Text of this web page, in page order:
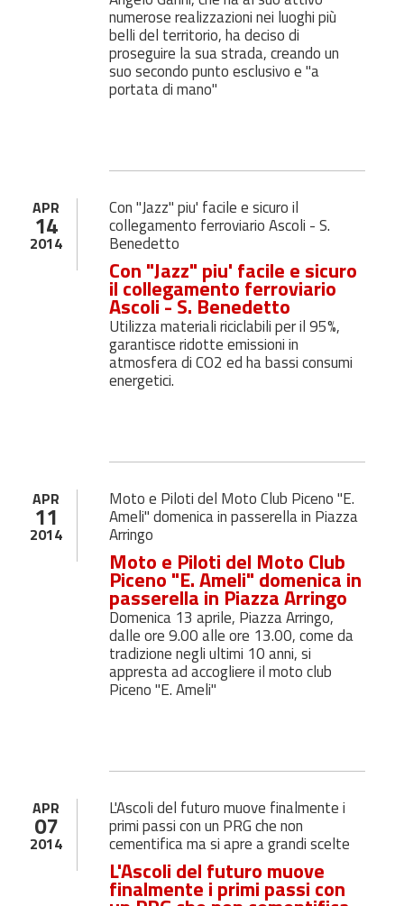
numerose realizzazioni nei luoghi più
belli del territorio, ha deciso di
proseguire la sua strada, creando un
suo secondo punto esclusivo e "a
portata di mano"
APR
14
2014
Con "Jazz" piu' facile e sicuro il
collegamento ferroviario Ascoli - S.
Benedetto
Con "Jazz" piu' facile e sicuro
il collegamento ferroviario
Ascoli - S. Benedetto
Utilizza materiali riciclabili per il 95%,
garantisce ridotte emissioni in
atmosfera di CO2 ed ha bassi consumi
energetici.
APR
11
2014
Moto e Piloti del Moto Club Piceno "E.
Ameli" domenica in passerella in Piazza
Arringo
Moto e Piloti del Moto Club
Piceno "E. Ameli" domenica in
passerella in Piazza Arringo
Domenica 13 aprile, Piazza Arringo,
dalle ore 9.00 alle ore 13.00, come da
tradizione negli ultimi 10 anni, si
appresta ad accogliere il moto club
Piceno "E. Ameli"
APR
07
2014
L'Ascoli del futuro muove finalmente i
primi passi con un PRG che non
cementifica ma si apre a grandi scelte
L'Ascoli del futuro muove
finalmente i primi passi con